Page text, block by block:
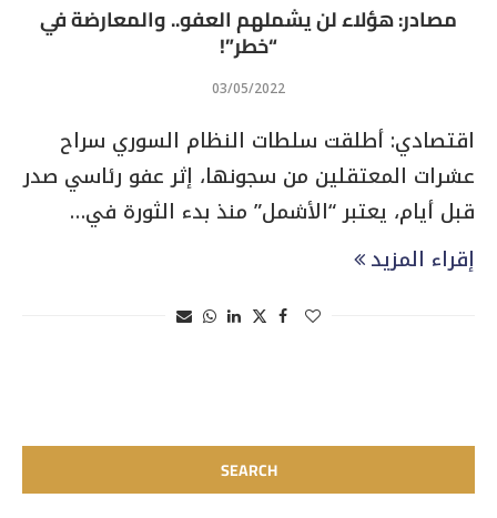
مصادر: هؤلاء لن يشملهم العفو.. والمعارضة في
“خطر”!
03/05/2022
اقتصادي: أطلقت سلطات النظام السوري سراح
عشرات المعتقلين من سجونها، إثر عفو رئاسي صدر
قبل أيام، يعتبر “الأشمل” منذ بدء الثورة في…
إقراء المزيد
SEARCH